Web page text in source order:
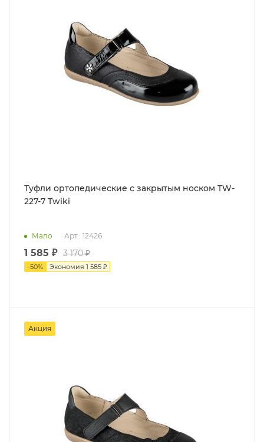
Туфли ортопедические с закрытым носком TW-
227-7 Twiki
Мало Арт.: 12426
1 585 ₽ 3 170 ₽
-50% Экономия 1 585 ₽
Акция